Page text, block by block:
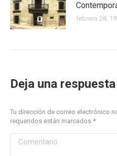
febrero 28,
Deja una respuesta
Tu dirección de correo electrónico
requeridos están marcados *
Comentario